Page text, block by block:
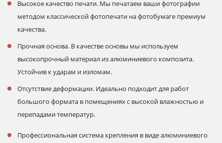
Высокое качество печати. Мы печатаем ваши фотографии
методом классической фотопечати на фотобумаге премиум
качества.
Прочная основа. В качестве основы мы используем
высокопрочный материал из алюминиевого композита.
Устойчив к ударам и изломам.
Отсутствие деформации. Идеально подходит для работ
большого формата в помещениях с высокой влажностью и
перепадами температур.
Профессиональная система крепления в виде алюминиевого